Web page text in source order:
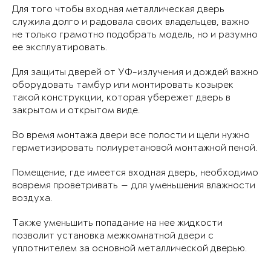
Для того чтобы входная металлическая дверь
служила долго и радовала своих владельцев, важно
не только грамотно подобрать модель, но и разумно
ее эксплуатировать.
Для защиты дверей от УФ-излучения и дождей важно
оборудовать тамбур или монтировать козырек
такой конструкции, которая убережет дверь в
закрытом и открытом виде.
Во время монтажа двери все полости и щели нужно
герметизировать полиуретановой монтажной пеной.
Помещение, где имеется входная дверь, необходимо
вовремя проветривать — для уменьшения влажности
воздуха.
Также уменьшить попадание на нее жидкости
позволит установка межкомнатной двери с
уплотнителем за основной металлической дверью.